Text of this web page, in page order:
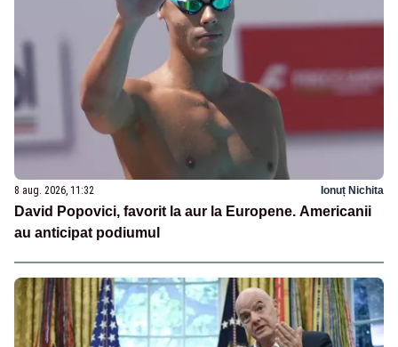
8 aug. 2026, 11:32 Ionuț Nichita
David Popovici, favorit la aur la Europene. Americanii
au anticipat podiumul